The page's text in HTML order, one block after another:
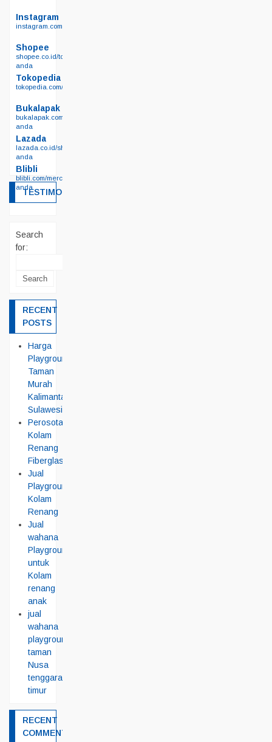
Instagram
instagram.com/permainan_edukasi_surabaya/
Shopee
shopee.co.id/toko-
anda
Tokopedia
tokopedia.com/edutoyssurabaya
Bukalapak
bukalapak.com/lapak-
anda
Lazada
lazada.co.id/shop/toko-
anda
Blibli
blibli.com/merchant/toko-
anda
TESTIMONIAL
Search
for:
RECENT
POSTS
Harga
Playground
Taman
Murah
Kalimantan
Sulawesi
Perosotan
Kolam
Renang
Fiberglass
Jual
Playground
Kolam
Renang
Jual
wahana
Playground
untuk
Kolam
renang
anak
jual
wahana
playground
taman
Nusa
tenggara
timur
RECENT
COMMENTS